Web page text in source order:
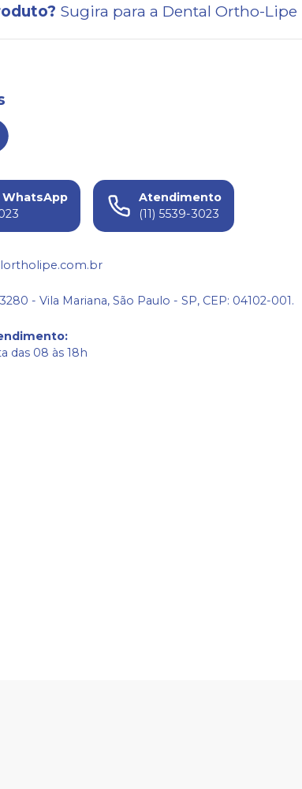
Sugira para a Dental Ortho-Lipe
WhatsApp
Atendimento
(11) 5539-3023
- Vila Mariana, São Paulo - SP, CEP: 04102-001.
:
das 08 às 18h